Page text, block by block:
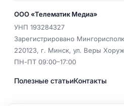
ООО «Телематик Медиа»
УНП 193284327
Зарегистрировано
220123, г. Минск, ул. Веры
ПН-ПТ 09:00–17:00
Полезные статьиКонтакты